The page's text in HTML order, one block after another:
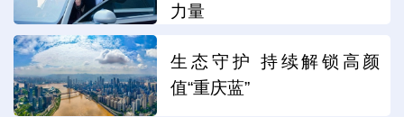
力量
生态守护 持续解锁高颜
值“重庆蓝”